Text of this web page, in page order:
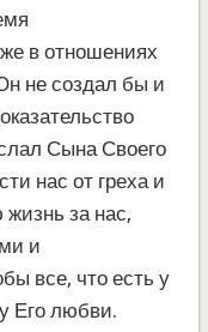
в отношениях
не создал бы и
Сына Своего
нас от греха и
за нас,
и
все, что есть у
Его любви.